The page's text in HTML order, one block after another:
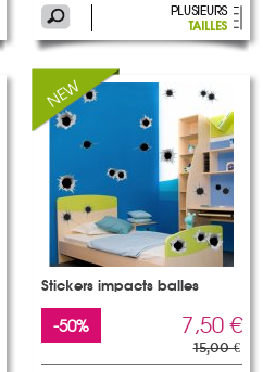
Stickers impacts balles
-50% 7,50 €
15,00 €